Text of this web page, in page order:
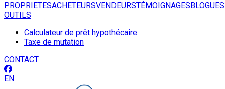
PROPRIETESACHETEURSVENDEURSTÉMOIGNAGESBLOGUES
OUTILS
Calculateur de prêt hypothécaire
Taxe de mutation
CONTACT
EN